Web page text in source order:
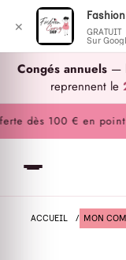
Congés annuels —
reprennent le
dès 100 € en point
ACCUEIL / MON
✕
GRATUIT
Sur